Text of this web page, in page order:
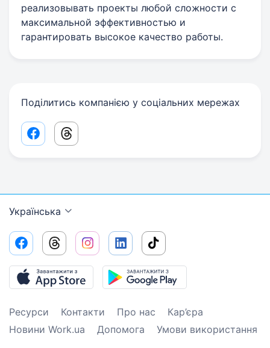
реализовывать проекты любой сложности с
максимальной эффективностью и
гарантировать высокое качество работы.
Поділитись компанією у соціальних мережах
Facebook share link
Threads share link
Українська
Ресурси Контакти Про нас
Кар’єра
Новини Work.ua
Допомога Умови використання